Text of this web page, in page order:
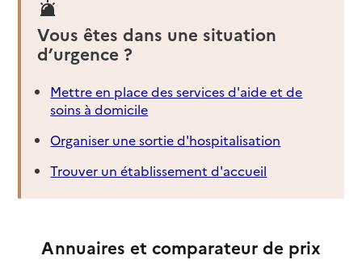
Vous êtes dans une situation
d’urgence ?
Mettre en place des services d'aide et de
soins à domicile
Organiser une sortie d'hospitalisation
Trouver un établissement d'accueil
Annuaires et comparateur de prix